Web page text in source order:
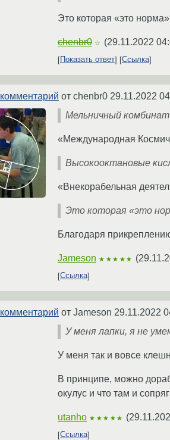
Это которая «это
chenbr0 ☆ (29.11.2022
Показать ответ Ссылка
комментарий от chenbr0 29.11.2022
Мельничный комбинат
«Международная
Высокооктановые
«Внекорабельная
Это которая «это
Благодаря
Jameson ★★★★★ (
Ссылка
комментарий от Jameson 29.11.2022
У меня лапки, я не
У меня так и вовсе
В принципе, можно
окулус и что там и
utanho ★★★★★ (
Ссылка